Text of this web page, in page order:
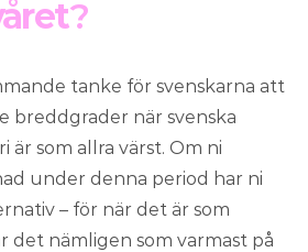
?
tanke för svenskarna att
breddgrader när svenska
är som allra värst. Om ni
under denna period har ni
– för när det är som
det nämligen som varmast på